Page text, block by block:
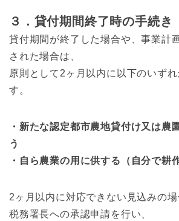
３．貸付期間終了時の手続き
貸付期間が終了した場合や、事業計
された場合は、
原則として2ヶ月以内に以下のいず
す。
・新たな認定都市農地貸付け又は農
う
・自ら農業の用に供する（自分で耕
2ヶ月以内に対応できない見込みの場
税務署長への承認申請を行い、